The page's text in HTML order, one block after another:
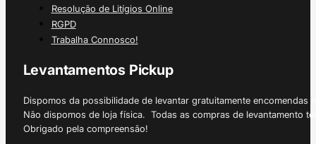
Resolução de Litígios Online
RGPD
Trabalha Connosco!
Levantamentos Pickup
Dispomos da possibilidade de levantar gratuitamente
Não dispomos de loja física. Todas as compras de levantamento
Obrigado pela compreensão!